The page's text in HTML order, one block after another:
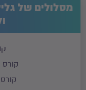
מסלולים של
קורס